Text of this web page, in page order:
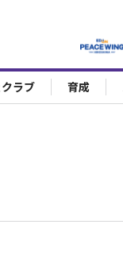
ラブ 育成